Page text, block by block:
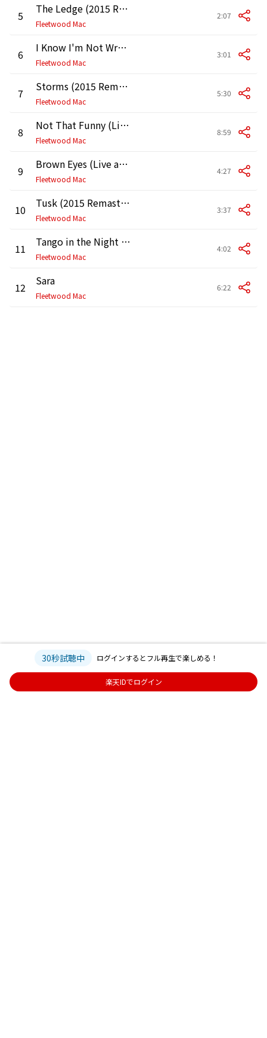
5 The Ledge (2015 Remaster)
Fleetwood Mac
2:07
6 I Know I'm Not Wrong (2015 Remaster)
Fleetwood Mac
3:01
7 Storms (2015 Remaster)
Fleetwood Mac
5:30
8 Not That Funny (Live at Richfield Coliseum, Cleveland, OH 5/21/80)
Fleetwood Mac
8:59
9 Brown Eyes (Live at The Forum, Inglewood, CA 10/22/82)
Fleetwood Mac
4:27
10 Tusk (2015 Remaster)
Fleetwood Mac
3:37
11 Tango in the Night (2017 Remaster)
Fleetwood Mac
4:02
12 Sara
Fleetwood Mac
6:22
30秒試聴中 ログインするとフル再生で楽しめる！
楽天IDでログイン